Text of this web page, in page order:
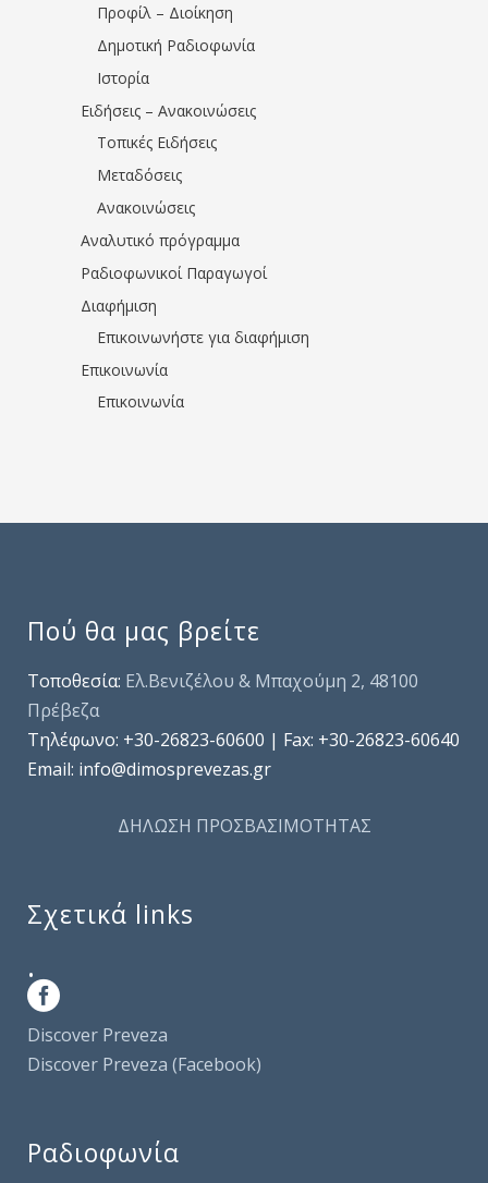
Προφίλ – Διοίκηση
Δημοτική Ραδιοφωνία
Ιστορία
Ειδήσεις – Ανακοινώσεις
Τοπικές Ειδήσεις
Μεταδόσεις
Ανακοινώσεις
Αναλυτικό πρόγραμμα
Ραδιοφωνικοί Παραγωγοί
Διαφήμιση
Επικοινωνήστε για διαφήμιση
Επικοινωνία
Επικοινωνία
Πού θα μας βρείτε
Τοποθεσία: Ελ.Βενιζέλου & Μπαχούμη 2, 48100
Πρέβεζα
Τηλέφωνo: +30-26823-60600 | Fax: +30-26823-60640
Email: info@dimosprevezas.gr
ΔΗΛΩΣΗ ΠΡΟΣΒΑΣΙΜΟΤΗΤΑΣ
Σχετικά links
.
Discover Preveza
Discover Preveza (Facebook)
Ραδιοφωνία